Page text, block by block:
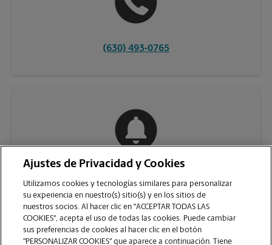
(630) 493-0765
Ajustes de Privacidad y Cookies
Utilizamos cookies y tecnologías similares para personalizar
su experiencia en nuestro(s) sitio(s) y en los sitios de
nuestros socios. Al hacer clic en "ACCEPTAR TODAS LAS
COOKIES", acepta el uso de todas las cookies. Puede cambiar
sus preferencias de cookies al hacer clic en el botón
"PERSONALIZAR COOKIES" que aparece a continuación. Tiene